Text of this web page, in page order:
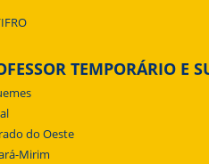
TEMPORÁRIO E
do Oeste
Mirim